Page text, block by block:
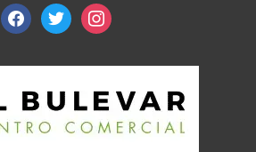
facebooktwitterinstagram